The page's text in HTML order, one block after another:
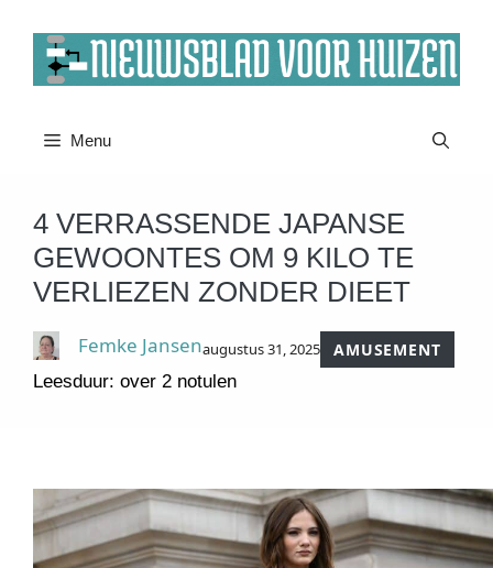
naar
Menu
4 VERRASSENDE JAPANSE
GEWOONTES OM 9 KILO TE
VERLIEZEN ZONDER DIEET
Femke Jansenaugustus 31, 2025
AMUSEMENT
Leesduur: over 2 notulen